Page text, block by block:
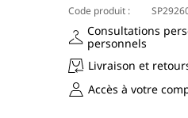
Code produit :
Consultations
personnels
Livraison et
Accès à votre